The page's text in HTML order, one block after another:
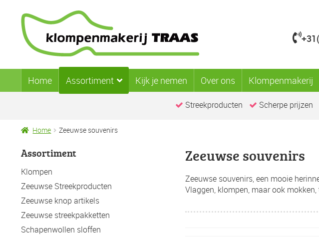
Ga
door
naar
navigatie
Ga
naar
de
inhoud
Home Assortiment Kijk je nemen Over ons Klompenmakerij
Streekproducten Scherpe prijzen
Home Zeeuwse souvenirs
Zeeuwse souvenirs
Zeeuwse souvenirs, een mooie
Vlaggen, klompen, maar ook
Assortiment
Klompen
Zeeuwse Streekproducten
Zeeuwse knop artikels
Zeeuwse streekpakketten
Schapenwollen sloffen